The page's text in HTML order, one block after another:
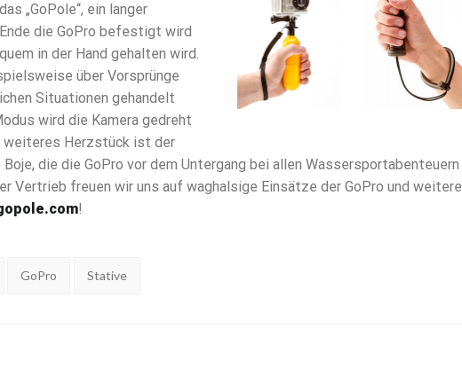
„GoPole“, ein langer
die GoPro befestigt wird
in der Hand gehalten wird.
über Vorsprünge
Situationen gehandelt
wird die Kamera gedreht
weiteres Herzstück ist der
Boje, die die GoPro vor dem Untergang bei allen Wassersportabenteuern
Vertrieb freuen wir uns auf waghalsige Einsätze der GoPro und weitere
!
GoPro Stative